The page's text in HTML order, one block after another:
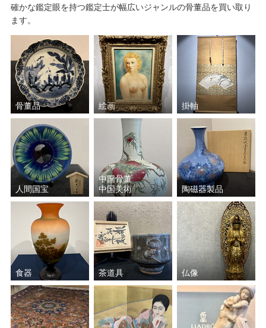
織田 廣喜 グスタフ・クリムト
藤井 勉 田染 幸雄
和田 英作 平川 敏夫
鈴木 信太郎
平賀 亀祐 秋野 不矩
Ｊ.トレンツ・リャド 山口 華楊
ジャン＝ピエール・カシニ
ョール
斎藤 真一
田崎 広助 原 精一
ジャン・ジャンセン
クリスチャン・リース・ラ
ッセン
確かな鑑定眼を持つ鑑定士が幅広いジャンルの骨董品を買い取り
ます。
骨董品 絵画 掛軸
人間国宝
中国骨董
中国美術
陶磁器製品
食器 茶道具 仏像